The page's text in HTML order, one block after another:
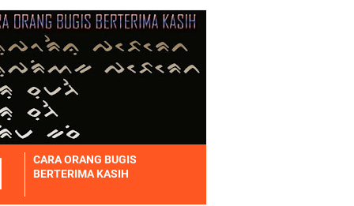
CARA ORANG BUGIS
BERTERIMA KASIH